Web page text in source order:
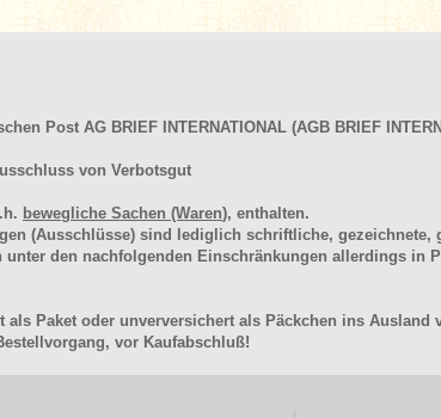
Post AG BRIEF INTERNATIONAL (AGB BRIEF
von Verbotsgut
bewegliche Sachen (Waren), enthalten.
(Ausschlüsse) sind lediglich schriftliche,
den nachfolgenden Einschränkungen allerdings in
Paket oder unverversichert als Päckchen ins Ausland
vor Kaufabschluß!